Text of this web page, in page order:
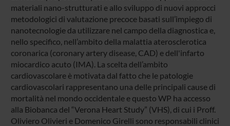
materiali nano-strutturati e allo sviluppo di nuovi approcci
metodologici di valutazione precoce basati sull’impiego di
nanotecnologie da utilizzare nel campo della diagnostica e,
nello specifico, nell’ambito della malattia aterosclerotica
coronarica (coronary artery disease, CAD) e dell'infarto
miocardico acuto (IMA). La scelta dell’ambito
cardiovascolare è motivata dal fatto che le patologie
cardiovascolari rappresentano una delle principali cause di
mortalità nel mondo occidentale e questo WP ha accesso
alla Biobanca del “Verona Heart Study” (VHS), di cui i Proff.
Oliviero Olivieri e Domenico Girelli sono responsabili clinici